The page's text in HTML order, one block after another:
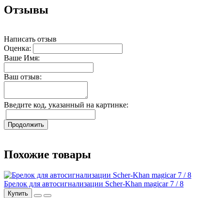
Отзывы
Написать отзыв
Оценка:
Ваше Имя:
Ваш отзыв:
Введите код, указанный на картинке:
Продолжить
Похожие товары
Брелок для автосигнализации Scher-Khan magicar 7 / 8
Купить